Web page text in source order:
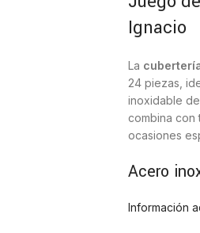
Ignacio
La
24 piezas,
inoxidable
combina con
ocasiones
Acero
La
Información